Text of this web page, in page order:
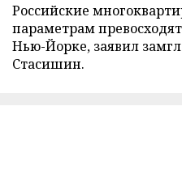
Российские
параметрам
Нью-Йорке, заявил
Стасишин.